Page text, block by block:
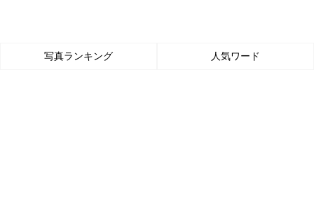
写真ランキング 人気ワード